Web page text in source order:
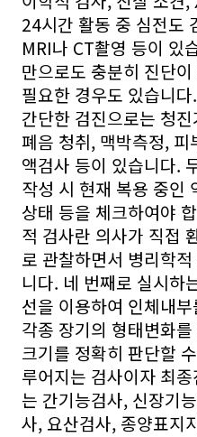
24시간 활동 중 심전도
MRI나 CT촬영 등이 있
만으로도 충분히 진단
필요한 경우도 있습니
간단한 검진으로는 청
폐음 청취, 맥박측정, 피
액검사 등이 있습니다.
작성 시 현재 복용 중인
상태 등을 체크하여야
적 검사란 의사가 직접
로 관찰하면서 병리학
니다. 네 번째로 실시하
선을 이용하여 인체내
각종 장기의 형태변화
크기를 정확히 판단할
루어지는 검사이자 최
는 간기능검사, 신장기
사, 요산검사, 종양표지